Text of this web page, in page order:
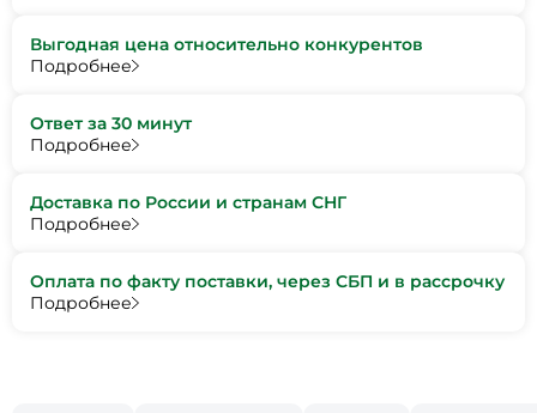
Выгодная цена относительно конкурентов
Подробнее
Ответ за 30 минут
Подробнее
Доставка по России и странам СНГ
Подробнее
Оплата по факту поставки, через СБП и в рассрочку
Подробнее